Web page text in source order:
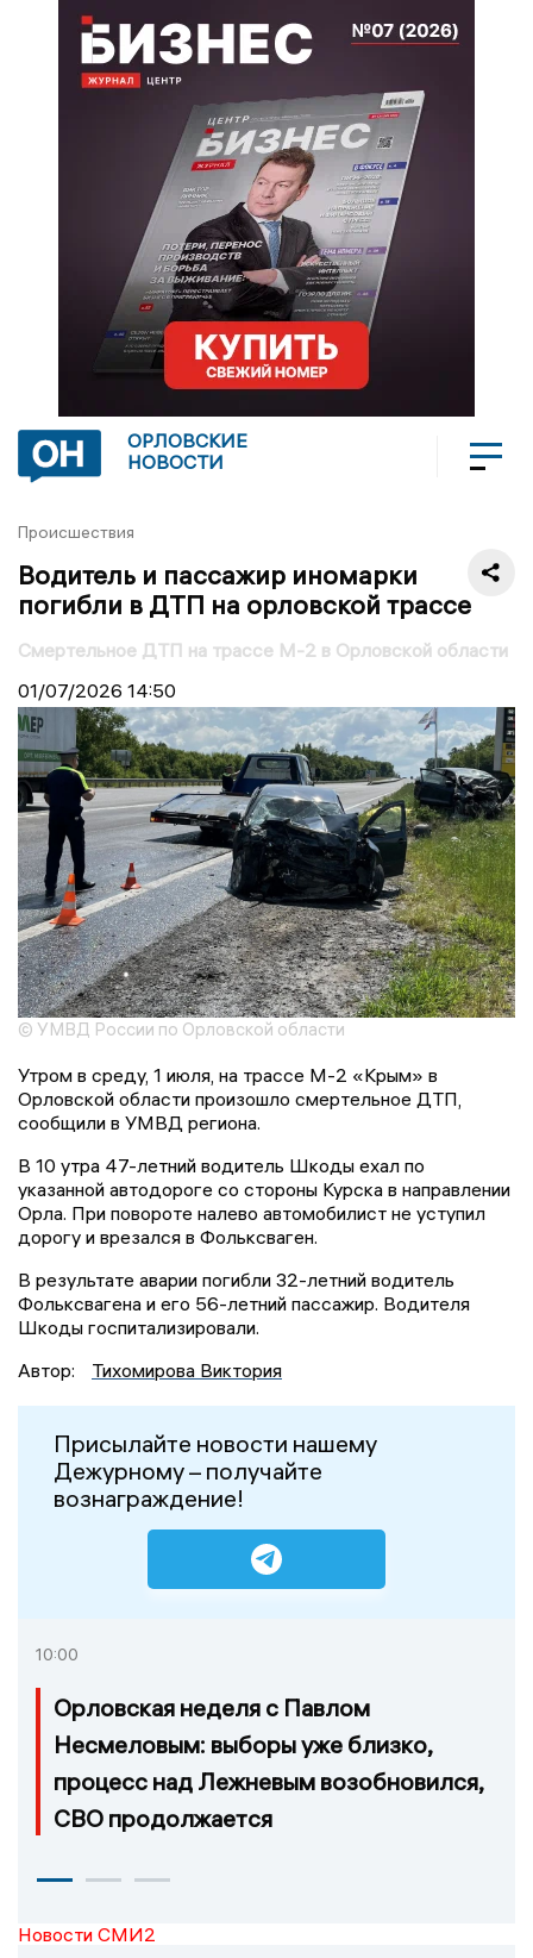
ОРЛОВСКИЕ
НОВОСТИ
Происшествия
Водитель и пассажир иномарки
погибли в ДТП на орловской трассе
Смертельное ДТП на трассе М-2 в Орловской области
01/07/2026 14:50
© УМВД России по Орловской области
Утром в среду, 1 июля, на трассе М-2 «Крым» в
Орловской области произошло смертельное ДТП,
сообщили в УМВД региона.
В 10 утра 47-летний водитель Шкоды ехал по
указанной автодороге со стороны Курска в направлении
Орла. При повороте налево автомобилист не уступил
дорогу и врезался в Фольксваген.
В результате аварии погибли 32-летний водитель
Фольксвагена и его 56-летний пассажир. Водителя
Шкоды госпитализировали.
Автор:
Тихомирова Виктория
Присылайте новости нашему
Дежурному – получайте
вознаграждение!
10:00
Орловская неделя с Павлом
Несмеловым: выборы уже близко,
процесс над Лежневым возобновился,
СВО продолжается
Новости СМИ2